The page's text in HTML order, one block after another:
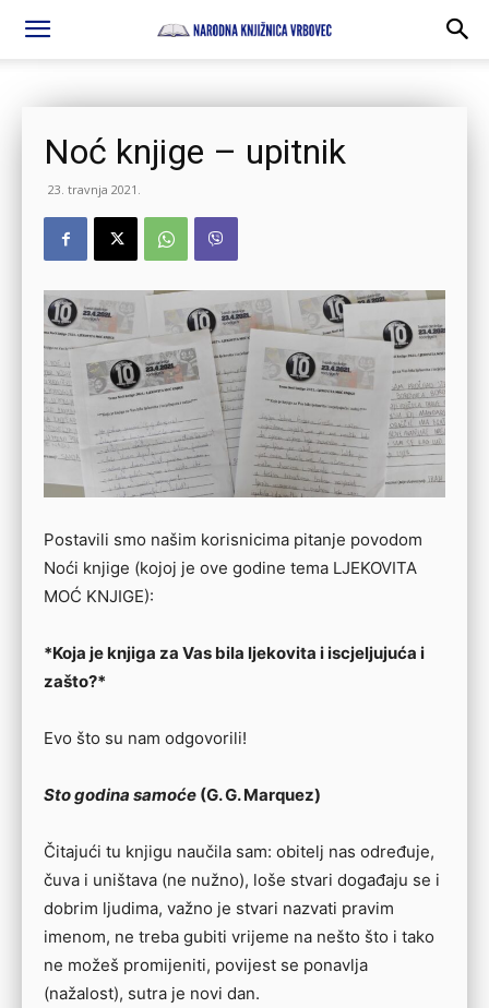
Noć knjige – upitnik
23. travnja 2021.
Postavili smo našim korisnicima pitanje povodom
Noći knjige (kojoj je ove godine tema LJEKOVITA
MOĆ KNJIGE):
*Koja je knjiga za Vas bila ljekovita i iscjeljujuća i
zašto?*
Evo što su nam odgovorili!
Sto godina samoće (G. G. Marquez)
Čitajući tu knjigu naučila sam: obitelj nas određuje,
čuva i uništava (ne nužno), loše stvari događaju se i
dobrim ljudima, važno je stvari nazvati pravim
imenom, ne treba gubiti vrijeme na nešto što i tako
ne možeš promijeniti, povijest se ponavlja
(nažalost), sutra je novi dan.